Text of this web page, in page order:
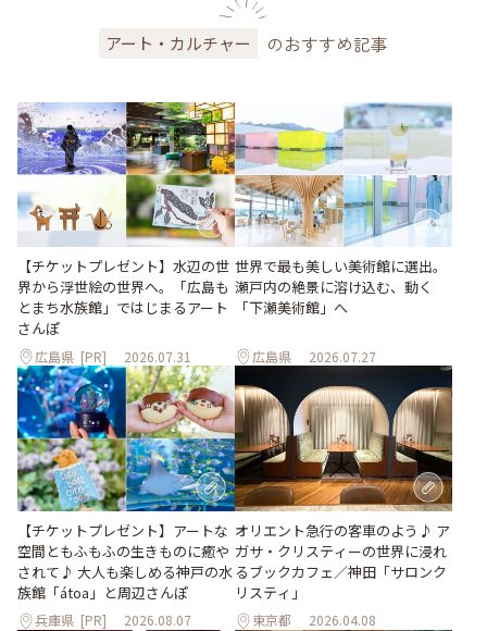
アート・カルチャー のおすすめ記事
【チケットプレゼント】水辺の世
界から浮世絵の世界へ。「広島も
とまち水族館」ではじまるアート
さんぽ
広島県 [PR] 2026.07.31
世界で最も美しい美術館に選出。
瀬戸内の絶景に溶け込む、動く
「下瀬美術館」へ
広島県 2026.07.27
【チケットプレゼント】アートな
空間ともふもふの生きものに癒や
されて♪ 大人も楽しめる神戸の水
族館「átoa」と周辺さんぽ
兵庫県 [PR] 2026.08.07
オリエント急行の客車のよう♪ ア
ガサ・クリスティーの世界に浸れ
るブックカフェ／神田「サロンク
リスティ」
東京都 2026.04.08